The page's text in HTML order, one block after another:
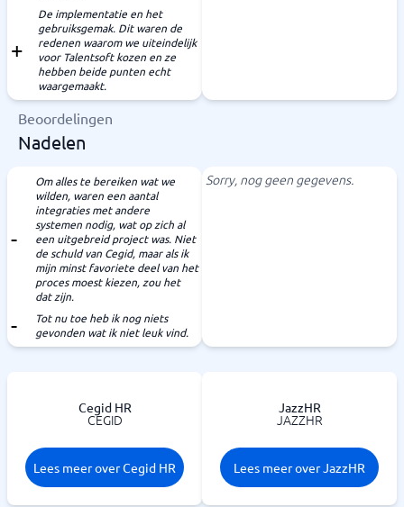
De implementatie en het
gebruiksgemak. Dit waren de
redenen waarom we uiteindelijk
voor Talentsoft kozen en ze
hebben beide punten echt
waargemaakt.
Beoordelingen
Nadelen
Om alles te bereiken wat we
wilden, waren een aantal
integraties met andere
systemen nodig, wat op zich al
een uitgebreid project was. Niet
de schuld van Cegid, maar als ik
mijn minst favoriete deel van het
proces moest kiezen, zou het
dat zijn.
Tot nu toe heb ik nog niets
gevonden wat ik niet leuk vind.
Sorry, nog geen gegevens.
Cegid HR
CEGID
Lees meer over Cegid HR
JazzHR
JAZZHR
Lees meer over JazzHR